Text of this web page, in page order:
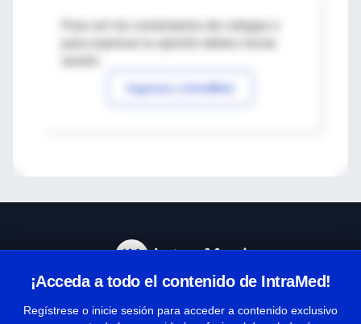
Para ver los comentarios de colegas o
Ingresar a IntraMed
¡Acceda a todo el contenido de IntraMed!
Regístrese o inicie sesión para acceder a contenido exclusivo